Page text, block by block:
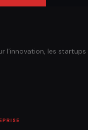
l'innovation, les startups